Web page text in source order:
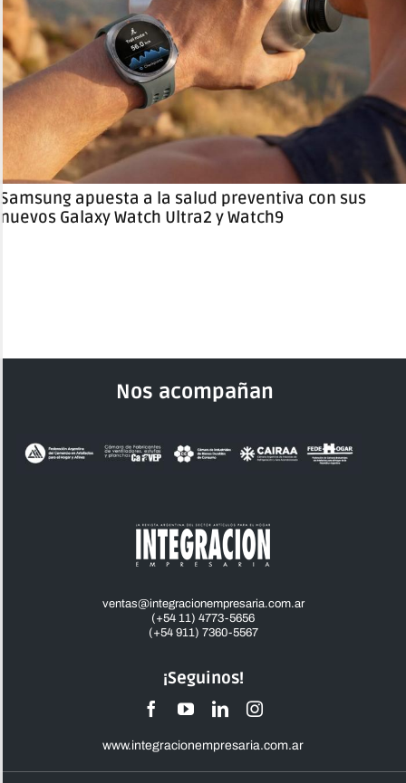
Samsung apuesta a la salud preventiva con sus
nuevos Galaxy Watch Ultra2 y Watch9
Nos acompañan
¡Seguinos!
www.integracionempresaria.com.ar
ventas@integracionempresaria.com.ar
(+54 11) 4773-5656
(+54 911) 7360-5567